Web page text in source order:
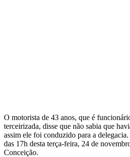
O motorista de 43 anos, que é
terceirizada, disse que não sabia que
assim ele foi conduzido para a
das 17h desta terça-feira, 24 de
Conceição.